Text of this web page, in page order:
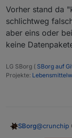
Vorher stand da
schlichtweg
aber eins oder
keine
LG SBorg ( SBorg auf
Projekte:
SBorg@crunchip